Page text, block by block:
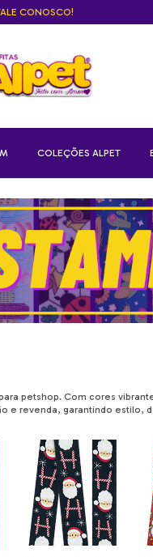
CONOSCO!
COLEÇÕES ALPET
petshop. Com cores
e revenda, garantindo